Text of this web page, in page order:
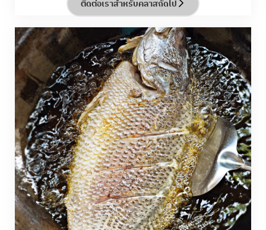
ในรูปแบบครบมื้ออย่างแท้จริง
ติดต่อเราสำหรับคลาสถัดไป